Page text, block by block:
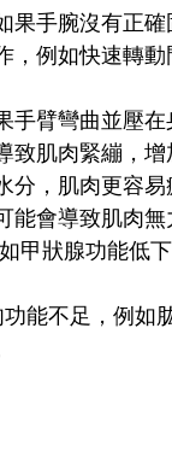
果手腕沒有正
，例如快速轉
手臂彎曲並壓
致肌肉緊繃，增
分，肌肉更容
能會導致肌肉
甲狀腺功能低
能不足，例如